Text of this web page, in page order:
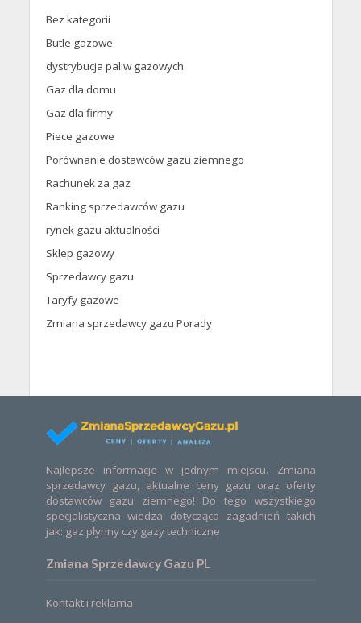
Bez kategorii
Butle gazowe
dystrybucja paliw gazowych
Gaz dla domu
Gaz dla firmy
Piece gazowe
Porównanie dostawców gazu ziemnego
Rachunek za gaz
Ranking sprzedawców gazu
rynek gazu aktualności
Sklep gazowy
Sprzedawcy gazu
Taryfy gazowe
Zmiana sprzedawcy gazu Porady
Najlepsze informacje w jednym miejscu. Zmiana
sprzedawcy gazu, aktualne ceny gazu oraz oferty
dostawców gazu ziemnego! Do tego wszystkiego
specjalistyczna wiedza dotycząca zagadnień takich
jak: gaz płynny czy gazy techniczne
Zmiana Sprzedawcy Gazu PL
Kontakt i reklama